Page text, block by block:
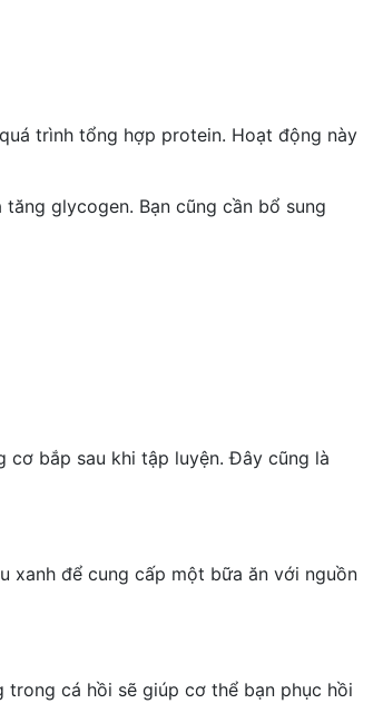
trình tổng hợp protein. Hoạt động này
glycogen. Bạn cũng cần bổ sung
bắp sau khi tập luyện. Đây cũng là
xanh để cung cấp một bữa ăn với nguồn
cá hồi sẽ giúp cơ thể bạn phục hồi